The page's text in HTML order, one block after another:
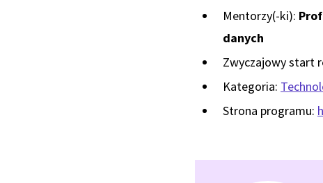
Mentorzy(-ki):
danych
Zwyczajowy start
Kategoria:
Strona programu: